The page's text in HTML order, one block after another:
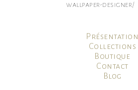
wallpaper-designer/
Présentation
Collections
Boutique
Contact
Blog